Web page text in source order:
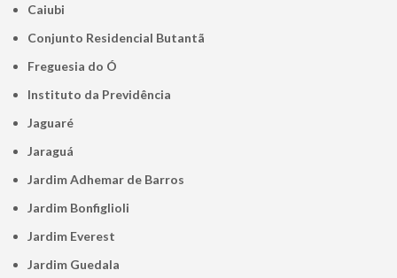
Caiubi
Conjunto Residencial Butantã
Freguesia do Ó
Instituto da Previdência
Jaguaré
Jaraguá
Jardim Adhemar de Barros
Jardim Bonfiglioli
Jardim Everest
Jardim Guedala